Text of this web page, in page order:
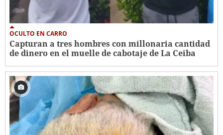
OCULTO EN CARRO
Capturan a tres hombres con millonaria cantidad
de dinero en el muelle de cabotaje de La Ceiba